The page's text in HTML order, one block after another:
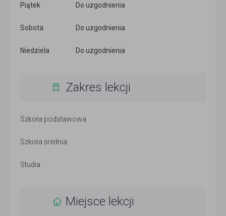
Piątek Do uzgodnienia
Sobota Do uzgodnienia
Niedziela Do uzgodnienia
Zakres lekcji
Szkoła podstawowa
Szkoła średnia
Studia
Miejsce lekcji